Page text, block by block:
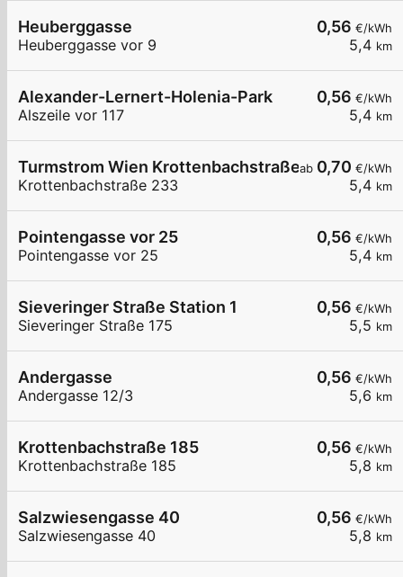
0,56 €/kWh
5,4 km
Heuberggasse
Heuberggasse vor 9
0,56 €/kWh
5,4 km
Alexander-Lernert-Holenia-Park
Alszeile vor 117
ab 0,70 €/kWh
5,4 km
Turmstrom Wien Krottenbachstraße 233
Krottenbachstraße 233
0,56 €/kWh
5,4 km
Pointengasse vor 25
Pointengasse vor 25
0,56 €/kWh
5,5 km
Sieveringer Straße Station 1
Sieveringer Straße 175
0,56 €/kWh
5,6 km
Andergasse
Andergasse 12/3
0,56 €/kWh
5,8 km
Krottenbachstraße 185
Krottenbachstraße 185
0,56 €/kWh
5,8 km
Salzwiesengasse 40
Salzwiesengasse 40